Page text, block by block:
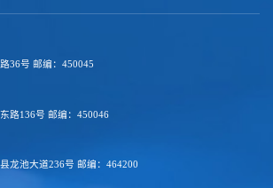
36号 邮编：450045
路136号 邮编：450046
龙池大道236号 邮编：464200